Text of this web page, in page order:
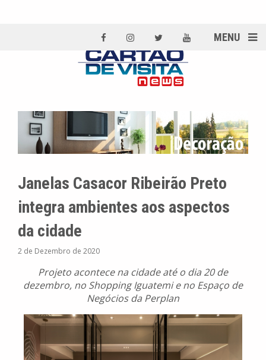
MENU
Janelas Casacor Ribeirão Preto
integra ambientes aos aspectos
da cidade
2 de Dezembro de 2020
Projeto acontece na cidade até o dia 20 de
dezembro, no Shopping Iguatemi e no Espaço de
Negócios da Perplan